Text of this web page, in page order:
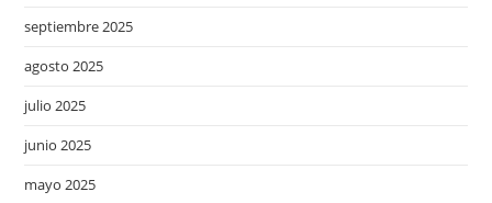
septiembre 2025
agosto 2025
julio 2025
junio 2025
mayo 2025